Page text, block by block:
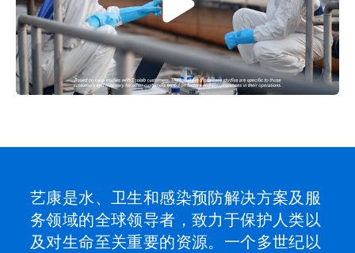
艺康是水、卫生和感染预防解决方案及服
务领域的全球领导者，致力于保护人类以
及对生命至关重要的资源。一个多世纪以